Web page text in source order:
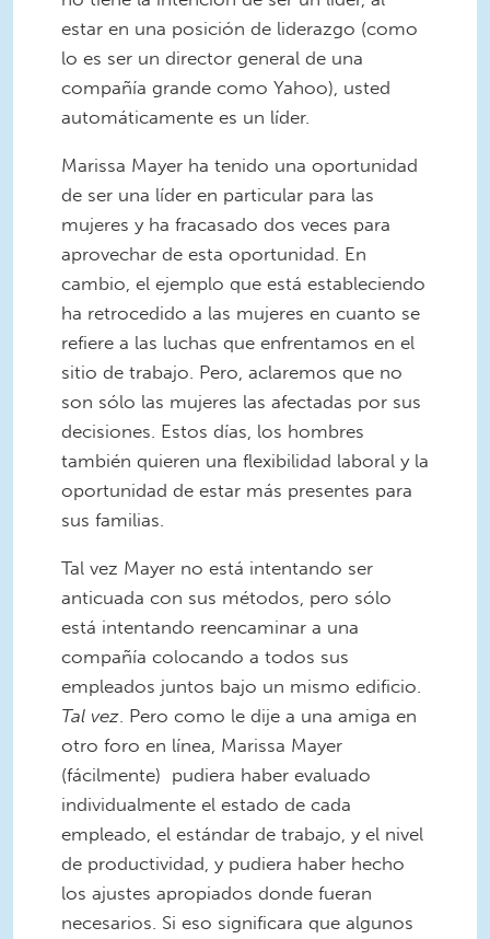
estar en una posición de liderazgo (como
lo es ser un director general de una
compañía grande como Yahoo), usted
automáticamente es un líder.
Marissa Mayer ha tenido una oportunidad
de ser una líder en particular para las
mujeres y ha fracasado dos veces para
aprovechar de esta oportunidad. En
cambio, el ejemplo que está estableciendo
ha retrocedido a las mujeres en cuanto se
refiere a las luchas que enfrentamos en el
sitio de trabajo. Pero, aclaremos que no
son sólo las mujeres las afectadas por sus
decisiones. Estos días, los hombres
también quieren una flexibilidad laboral y la
oportunidad de estar más presentes para
sus familias.
Tal vez Mayer no está intentando ser
anticuada con sus métodos, pero sólo
está intentando reencaminar a una
compañía colocando a todos sus
empleados juntos bajo un mismo edificio.
Tal vez . Pero como le dije a una amiga en
otro foro en línea, Marissa Mayer
(fácilmente) pudiera haber evaluado
individualmente el estado de cada
empleado, el estándar de trabajo, y el nivel
de productividad, y pudiera haber hecho
los ajustes apropiados donde fueran
necesarios. Si eso significara que algunos